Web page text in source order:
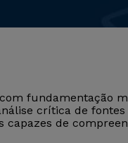
fundamentação
crítica de
de